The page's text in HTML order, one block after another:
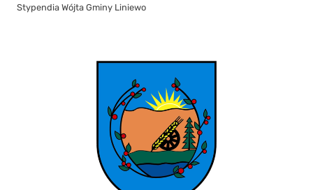
Stypendia Wójta Gminy Liniewo